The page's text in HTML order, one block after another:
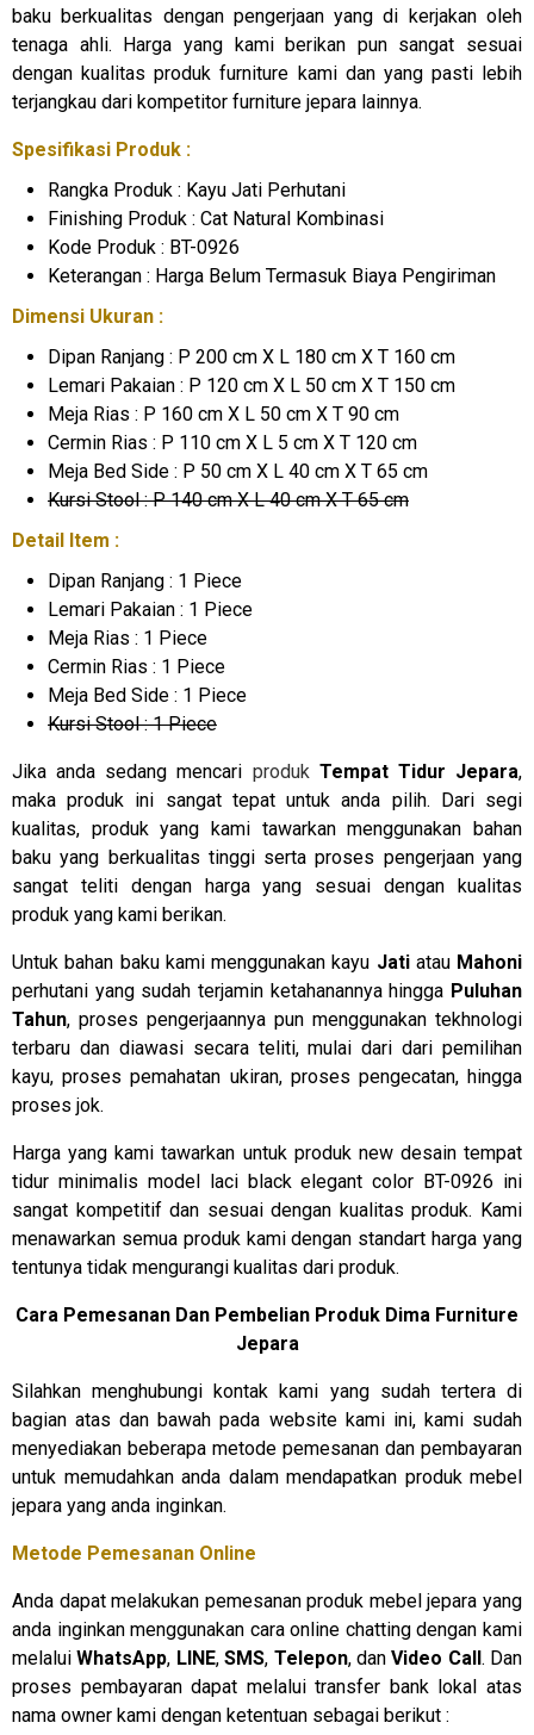
baku berkualitas dengan pengerjaan yang di kerjakan oleh
tenaga ahli. Harga yang kami berikan pun sangat sesuai
dengan kualitas produk furniture kami dan yang pasti lebih
terjangkau dari kompetitor furniture jepara lainnya.
Spesifikasi Produk :
Rangka Produk : Kayu Jati Perhutani
Finishing Produk : Cat Natural Kombinasi
Kode Produk : BT-0926
Keterangan : Harga Belum Termasuk Biaya Pengiriman
Dimensi Ukuran :
Dipan Ranjang : P 200 cm X L 180 cm X T 160 cm
Lemari Pakaian : P 120 cm X L 50 cm X T 150 cm
Meja Rias : P 160 cm X L 50 cm X T 90 cm
Cermin Rias : P 110 cm X L 5 cm X T 120 cm
Meja Bed Side : P 50 cm X L 40 cm X T 65 cm
Kursi Stool : P 140 cm X L 40 cm X T 65 cm
Detail Item :
Dipan Ranjang : 1 Piece
Lemari Pakaian : 1 Piece
Meja Rias : 1 Piece
Cermin Rias : 1 Piece
Meja Bed Side : 1 Piece
Kursi Stool : 1 Piece
Jika anda sedang mencari produk Tempat Tidur Jepara,
maka produk ini sangat tepat untuk anda pilih. Dari segi
kualitas, produk yang kami tawarkan menggunakan bahan
baku yang berkualitas tinggi serta proses pengerjaan yang
sangat teliti dengan harga yang sesuai dengan kualitas
produk yang kami berikan.
Untuk bahan baku kami menggunakan kayu Jatiatau Mahoni
perhutani yang sudah terjamin ketahanannya hingga Puluhan
Tahun, proses pengerjaannya pun menggunakan tekhnologi
terbaru dan diawasi secara teliti, mulai dari dari pemilihan
kayu, proses pemahatan ukiran, proses pengecatan, hingga
proses jok.
Harga yang kami tawarkan untuk produk new desain tempat
tidur minimalis model laci black elegant color BT-0926 ini
sangat kompetitif dan sesuai dengan kualitas produk. Kami
menawarkan semua produk kami dengan standart harga yang
tentunya tidak mengurangi kualitas dari produk.
Cara Pemesanan Dan Pembelian Produk Dima Furniture
Jepara
Silahkan menghubungi kontak kami yang sudah tertera di
bagian atas dan bawah pada website kami ini, kami sudah
menyediakan beberapa metode pemesanan dan pembayaran
untuk memudahkan anda dalam mendapatkan produk mebel
jepara yang anda inginkan.
Metode Pemesanan Online
Anda dapat melakukan pemesanan produk mebel jepara yang
anda inginkan menggunakan cara online chatting dengan kami
melaluiWhatsApp, LINE,SMS, Telepon, danVideo Call. Dan
proses pembayaran dapat melalui transfer bank lokal atas
nama owner kami dengan ketentuan sebagai berikut :